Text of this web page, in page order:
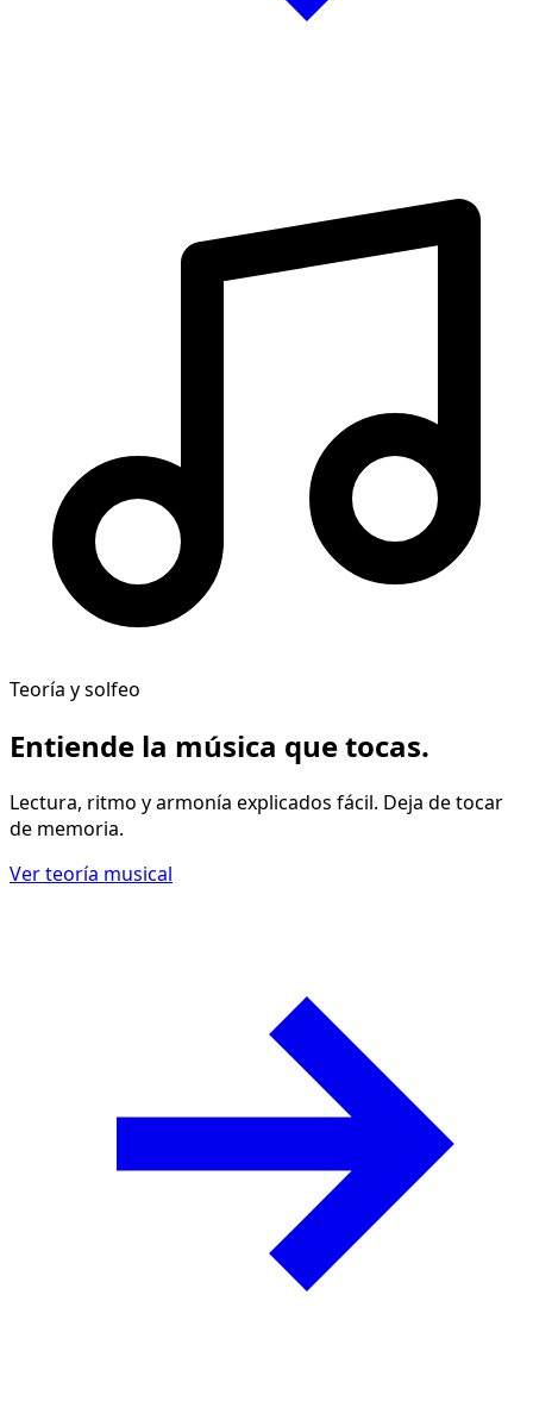
Teoría y solfeo
Entiende la música que tocas.
Lectura, ritmo y armonía explicados fácil. Deja de tocar
de memoria.
Ver teoría musical